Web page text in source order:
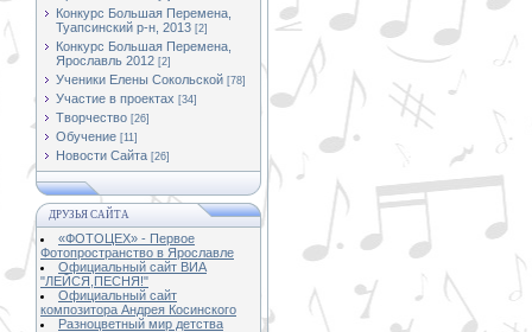
Конкурс Большая Перемена,
Туапсинский р-н, 2013 [2]
Конкурс Большая Перемена,
Ярославль 2012 [2]
Ученики Елены Сокольской [78]
Участие в проектах [34]
Творчество [26]
Обучение [11]
Новости Сайта [26]
ДРУЗЬЯ САЙТА
«ФОТОЦЕХ» - Первое
Фотопространство в Ярославле
Официальный сайт ВИА
"ЛЕЙСЯ,ПЕСНЯ!"
Официальный сайт
композитора Андрея Косинского
Разноцветный мир детства